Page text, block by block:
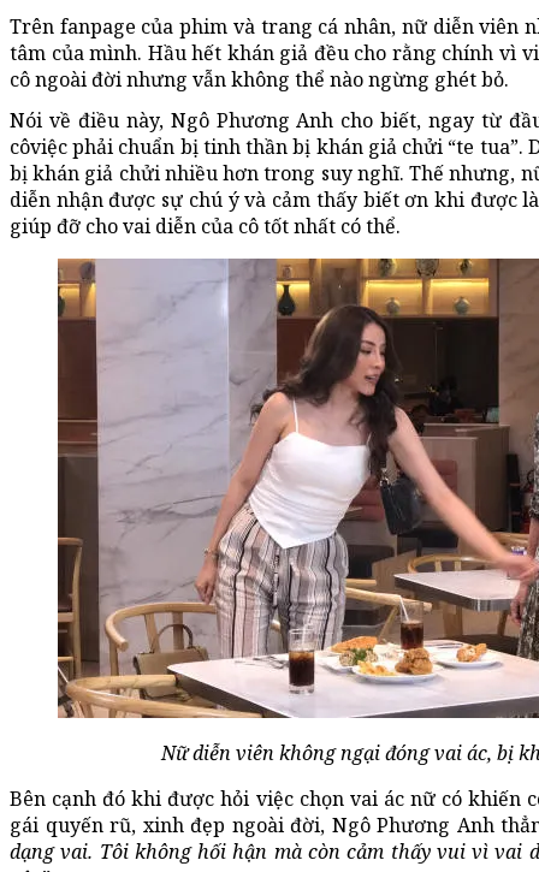
Trên fanpage của phim và trang cá nhân, nữ diễn viên
tâm của mình. Hầu hết khán giả đều cho rằng chính vì
cô ngoài đời nhưng vẫn không thể nào ngừng ghét bỏ.
Nói về điều này, Ngô Phương Anh cho biết, ngay từ
côviệc phải chuẩn bị tinh thần bị khán giả chửi “te tua”.
bị khán giả chửi nhiều hơn trong suy nghĩ. Thế nhưng,
diễn nhận được sự chú ý và cảm thấy biết ơn khi được
giúp đỡ cho vai diễn của cô tốt nhất có thể.
Nữ diễn viên không ngại đóng vai ác, bị
Bên cạnh đó khi được hỏi việc chọn vai ác nữ có khiến
gái quyến rũ, xinh đẹp ngoài đời, Ngô Phương Anh
dạng vai. Tôi không hối hận mà còn cảm thấy vui vì vai